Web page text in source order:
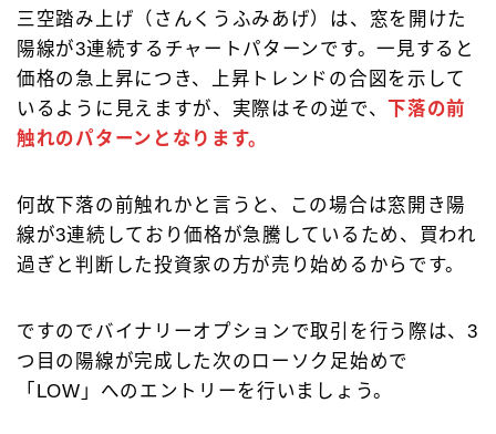
三空踏み上げ（さんくうふみあげ）は、窓を開けた
陽線が3連続するチャートパターンです。一見すると
価格の急上昇につき、上昇トレンドの合図を示して
いるように見えますが、実際はその逆で、下落の前
触れのパターンとなります。
何故下落の前触れかと言うと、この場合は窓開き陽
線が3連続しており価格が急騰しているため、買われ
過ぎと判断した投資家の方が売り始めるからです。
ですのでバイナリーオプションで取引を行う際は、3
つ目の陽線が完成した次のローソク足始めで
「LOW」へのエントリーを行いましょう。